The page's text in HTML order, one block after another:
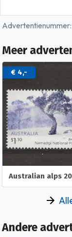
Meer
€ 4,-
Australian alps
Andere